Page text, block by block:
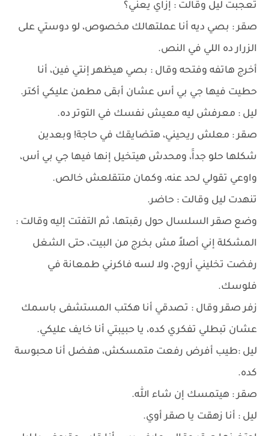
تعجبت ليل وقالت : إزاي يعني؟
صقر : بصي ديه أنا عملتهالك مخصوص، لو دوستي على
الزرار ده اللي في النص.
أخرج هاتفه وفتحه وقال : بصي هيظهر إنتي فين، أنا
حطيت فيها جي بي أس عشان أبقى مطمن عليكي أكتر.
ليل : معرفش ليه معيش نفسك في التوتر ده.
صقر : معلش ريحيني، هتضايقك في حاجة! وبعدين
شكلها حلو جداََ، ومحدش هيتخيل إنها فيها جي بي أس،
واوعي تقولي لحد عنه، وكمان متتقلعش خالص.
تنهدت ليل وقالت : حاضر.
وضع صقر السلسال حول رقبتها، ثم التفتت إليه وقالت :
المشكلة إني أصلاً مش بخرج من البيت، حتى الشغل
رفضت تخليني أروح، ولا لسه فاكرني طمعانة في
فلوسك.
زفر صقر وقال : تصدقي أنا هكتب المستشفى باسمك
عشان تبطلي تفكري كده، يا حبيبتي أنا خايف عليكي.
ليل :طيب أفرض رفعت متمسكش، هفضل أنا محبوسة
كده.
صقر : هيتمسك إن شاء الله.
ليل : أنا زهقت يا صقر أوي.